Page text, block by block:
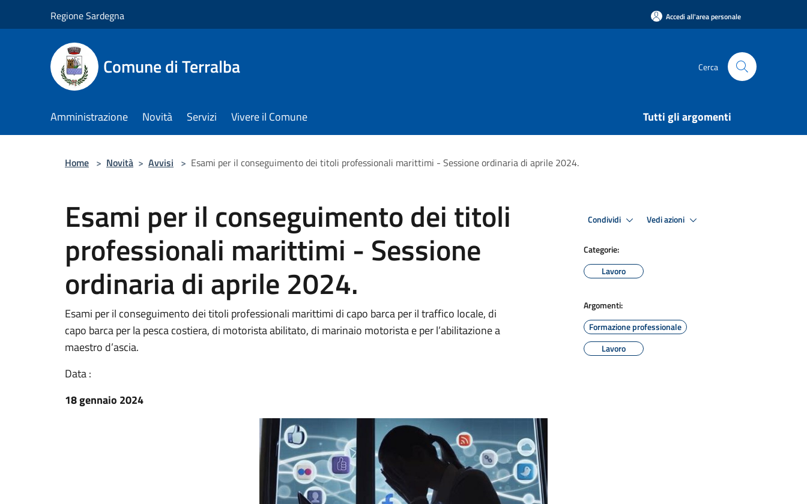
Regione Sardegna Accedi all'area personale
Comune di Terralba Cerca
Amministrazione Novità Servizi Vivere il Comune Tutti gli argomenti
Home > Novità > Avvisi > Esami per il conseguimento dei titoli professionali marittimi - Sessione ordinaria di aprile 2024.
Esami per il conseguimento dei titoli
professionali marittimi - Sessione
ordinaria di aprile 2024.
Esami per il conseguimento dei titoli professionali marittimi di capo barca per il traffico locale, di
capo barca per la pesca costiera, di motorista abilitato, di marinaio motorista e per l’abilitazione a
maestro d’ascia.
Data :
18 gennaio 2024
Condividi Vedi azioni
Categorie:
Lavoro
Argomenti:
Formazione professionale
Lavoro